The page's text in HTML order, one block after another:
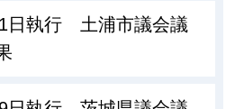
日執行 土浦市議会議